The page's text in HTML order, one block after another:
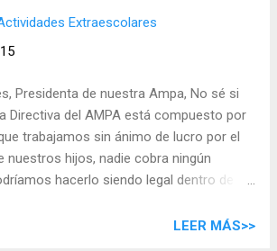
Extraescolares
Presidenta de nuestra Ampa, No sé si
Directiva del AMPA está compuesto por
trabajamos sin ánimo de lucro por el
nuestros hijos, nadie cobra ningún
hacerlo siendo legal dentro de las
empresas y atendemos deLEER MÁS>>